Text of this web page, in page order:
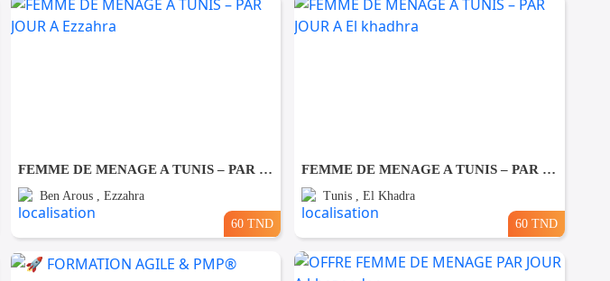
FEMME DE MENAGE A TUNIS – PAR JOUR A Ezzahra
Ben Arous , Ezzahra
60 TND
FEMME DE MENAGE A TUNIS – PAR JOUR A El khadhra
Tunis , El Khadra
60 TND